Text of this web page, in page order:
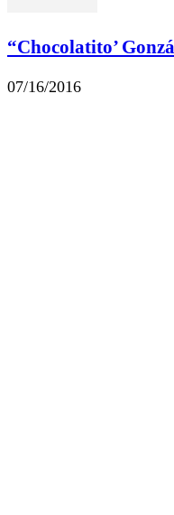
“Chocolatito’
07/16/2016